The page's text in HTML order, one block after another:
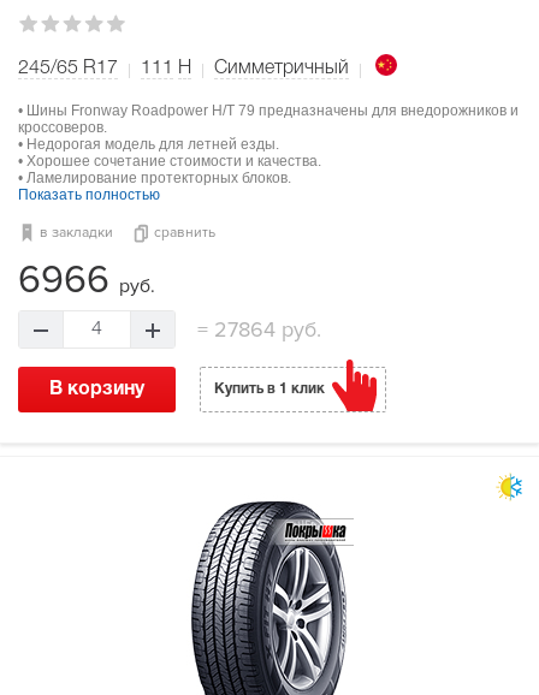
245/65 R17 111 H Симметричный
• Шины Fronway Roadpower H/T 79 предназначены для внедорожников и
кроссоверов.
• Недорогая модель для летней езды.
• Хорошее сочетание стоимости и качества.
• Ламелирование протекторных блоков.
Показать полностью
в закладки сравнить
6966 руб.
4 = 27864 руб.
В корзину Купить в 1 клик